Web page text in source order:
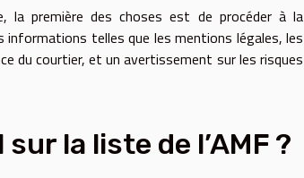
la première des choses est de procéder à la
informations telles que les mentions légales, les
du courtier, et un avertissement sur les risques
la liste de l’AMF ?